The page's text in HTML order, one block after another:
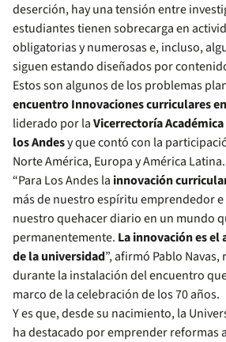
deserción, hay una tensión entre
estudiantes tienen sobrecarga en
obligatorias y numerosas e, incluso,
siguen estando diseñados por
Estos son algunos de los problemas
encuentro Innovaciones curriculares
liderado por laVicerrectoría Académica
los Andesy que contó con la
Norte América, Europa y América Latina.
“Para Los Andes la innovación
más de nuestro espíritu emprendedor
nuestro quehacer diario en un mundo
permanentemente. La innovación es el
de la universidad”, afirmó Pablo
durante la instalación del encuentro
marco de la celebración de los 70 años.
Y es que, desde su nacimiento, la
ha destacado por emprender reformas